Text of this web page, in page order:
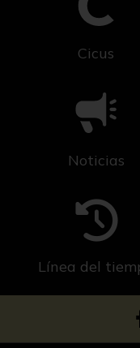
Cicus
Noticias
Línea del